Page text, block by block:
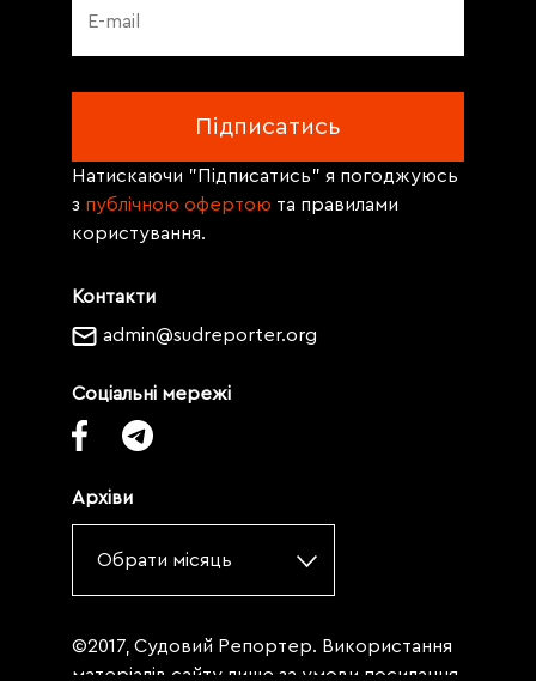
Контакти
admin@sudreporter.org
Соціальні мережі
Архіви
Обрати місяць
Натискаючи "Підписатись" я погоджуюсь
з публічною офертою та правилами
користування.
©2017, Судовий Репортер. Використання
матеріалів сайту лише за умови посилання